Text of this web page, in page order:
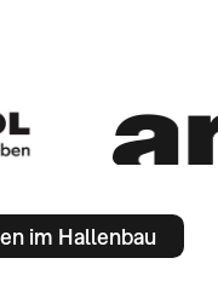
im Hallenbau